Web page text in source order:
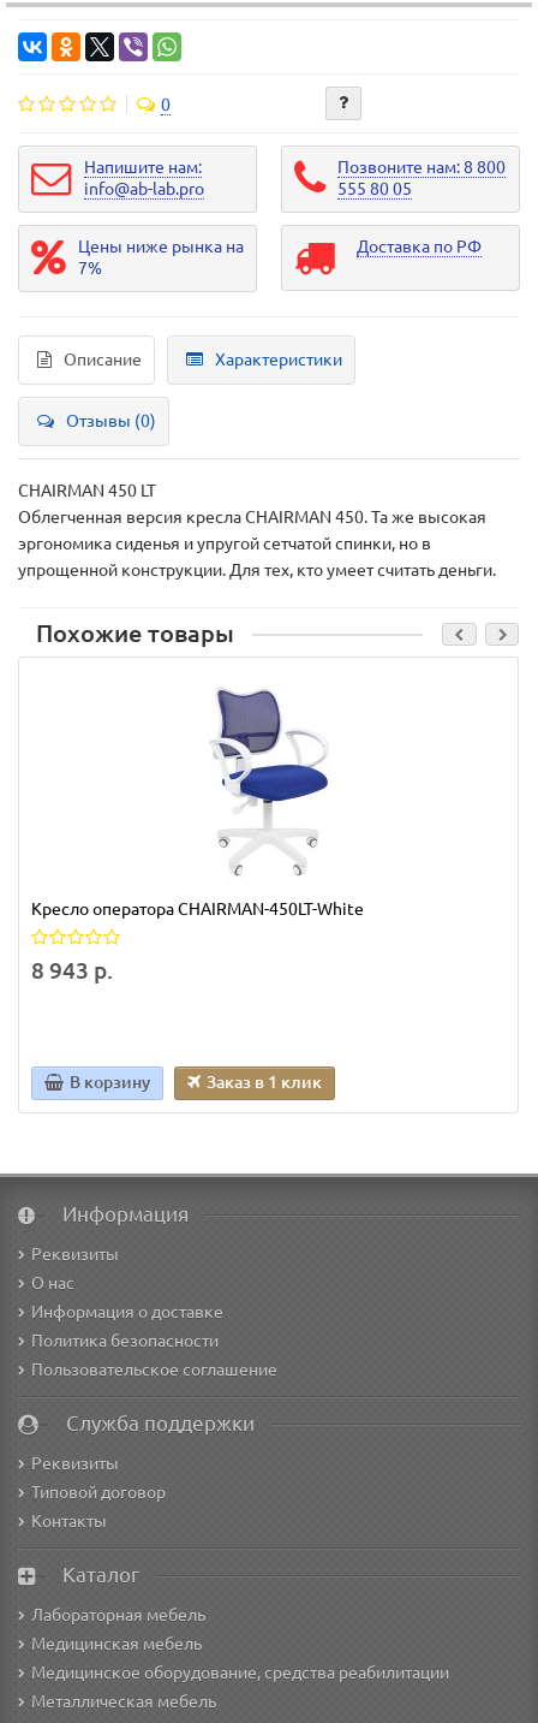
0
Напишите нам:
info@ab-lab.pro
Позвоните нам: 8 800
555 80 05
Цены ниже рынка на
7%
Доставка по РФ
Описание Характеристики
Отзывы (0)
CHAIRMAN 450 LT
Облегченная версия кресла CHAIRMAN 450. Та же высокая
эргономика сиденья и упругой сетчатой спинки, но в
упрощенной конструкции. Для тех, кто умеет считать деньги.
Похожие товары
Кресло оператора CHAIRMAN-450LT-White
8 943 р.
В корзину Заказ в 1 клик
Информация
Реквизиты
О нас
Информация о доставке
Политика безопасности
Пользовательское соглашение
Служба поддержки
Реквизиты
Типовой договор
Контакты
Каталог
Лабораторная мебель
Медицинская мебель
Медицинское оборудование, средства реабилитации
Металлическая мебель